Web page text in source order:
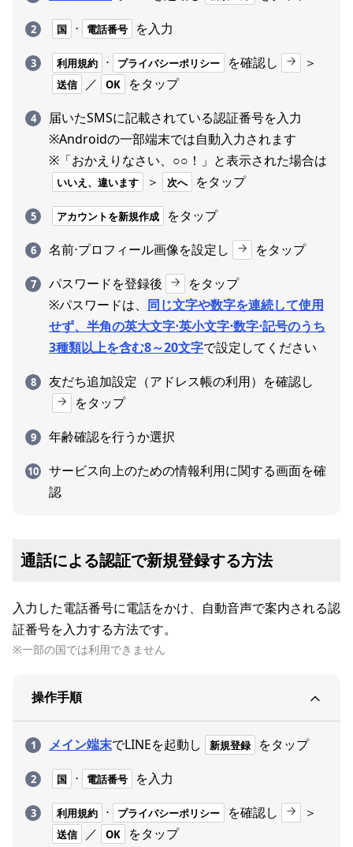
国 ⋅ 電話番号 を入力
利用規約 ⋅ プライバシーポリシー を確認し ＞
送信 ／ OK
をタップ
届いたSMSに記載されている認証番号を入力
※Androidの一部端末では自動入力されます
※「おかえりなさい、○○！」と表示された場合は
いいえ、違います ＞ 次へ をタップ
アカウントを新規作成
をタップ
名前⋅プロフィール画像を設定し
をタップ
パスワードを登録後
をタップ
※パスワードは、 同じ文字や数字を連続して使用
せず、半角の英大文字⋅英小文字⋅数字⋅記号のうち
3種類以上を含む8～20文字で設定してください
友だち追加設定（アドレス帳の利用）を確認し
をタップ
年齢確認を行うか選択
サービス向上のための情報利用に関する画面を確
認
通話による認証で新規登録する方法
入力した電話番号に電話をかけ、自動音声で案内される認
証番号を入力する方法です。
※一部の国では利用できません
操作手順
メイン端末でLINEを起動し 新規登録 をタップ
国 ⋅ 電話番号 を入力
利用規約 ⋅ プライバシーポリシー を確認し ＞
送信 ／ OK をタップ